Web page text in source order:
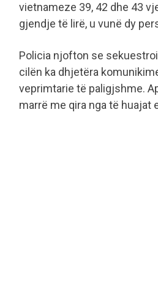
vietnameze 39, 42 dhe 43
gjendje të lirë, u vunë dy
Policia njofton se
cilën ka dhjetëra
veprimtarie të paligjshme.
marrë me qira nga të huajat